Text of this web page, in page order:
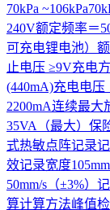
70kPa
240V额定频率＝
可充电锂电池）
止电压 ≥9V充电
(440mA)充电电
2200mA连续最大
35VA（最大）保
式热敏点阵记录
效记录宽度
50mm/s（±3%）
算计算方法峰值